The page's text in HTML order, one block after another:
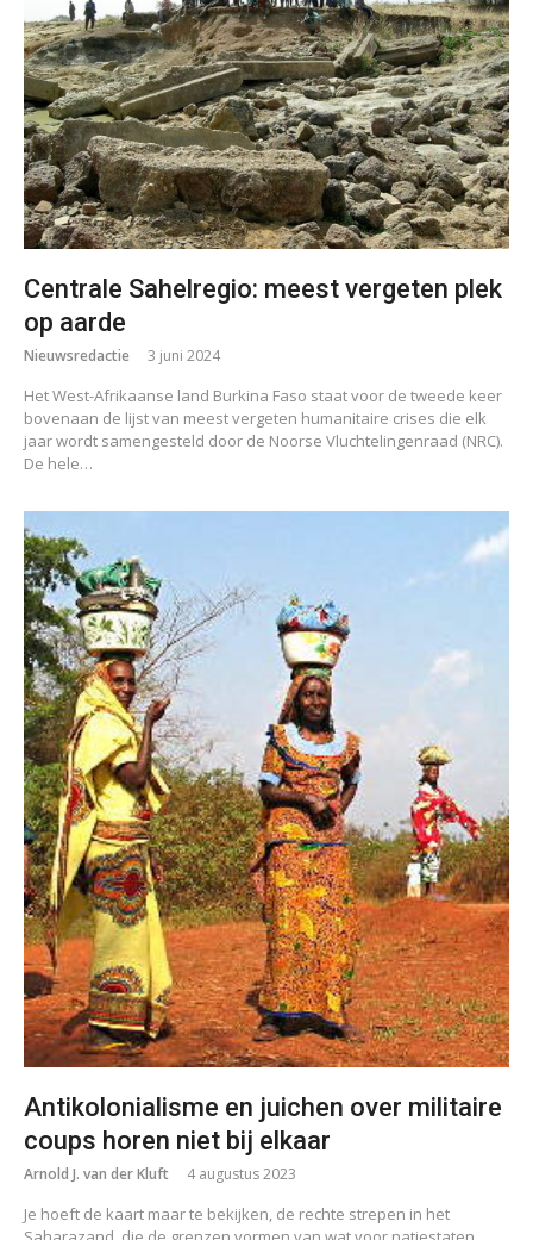
Centrale Sahelregio: meest vergeten plek
op aarde
Nieuwsredactie 3 juni 2024
Het West-Afrikaanse land Burkina Faso staat voor de tweede keer
bovenaan de lijst van meest vergeten humanitaire crises die elk
jaar wordt samengesteld door de Noorse Vluchtelingenraad (NRC).
De hele…
Antikolonialisme en juichen over militaire
coups horen niet bij elkaar
Arnold J. van der Kluft 4 augustus 2023
Je hoeft de kaart maar te bekijken, de rechte strepen in het